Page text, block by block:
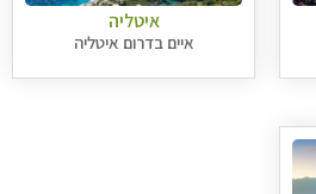
איטליה
איים בדרום איטליה